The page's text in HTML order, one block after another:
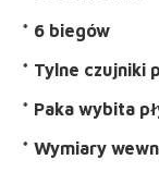
* 6 biegów
* Tylne czujniki
* Paka wybita
* Wymiary